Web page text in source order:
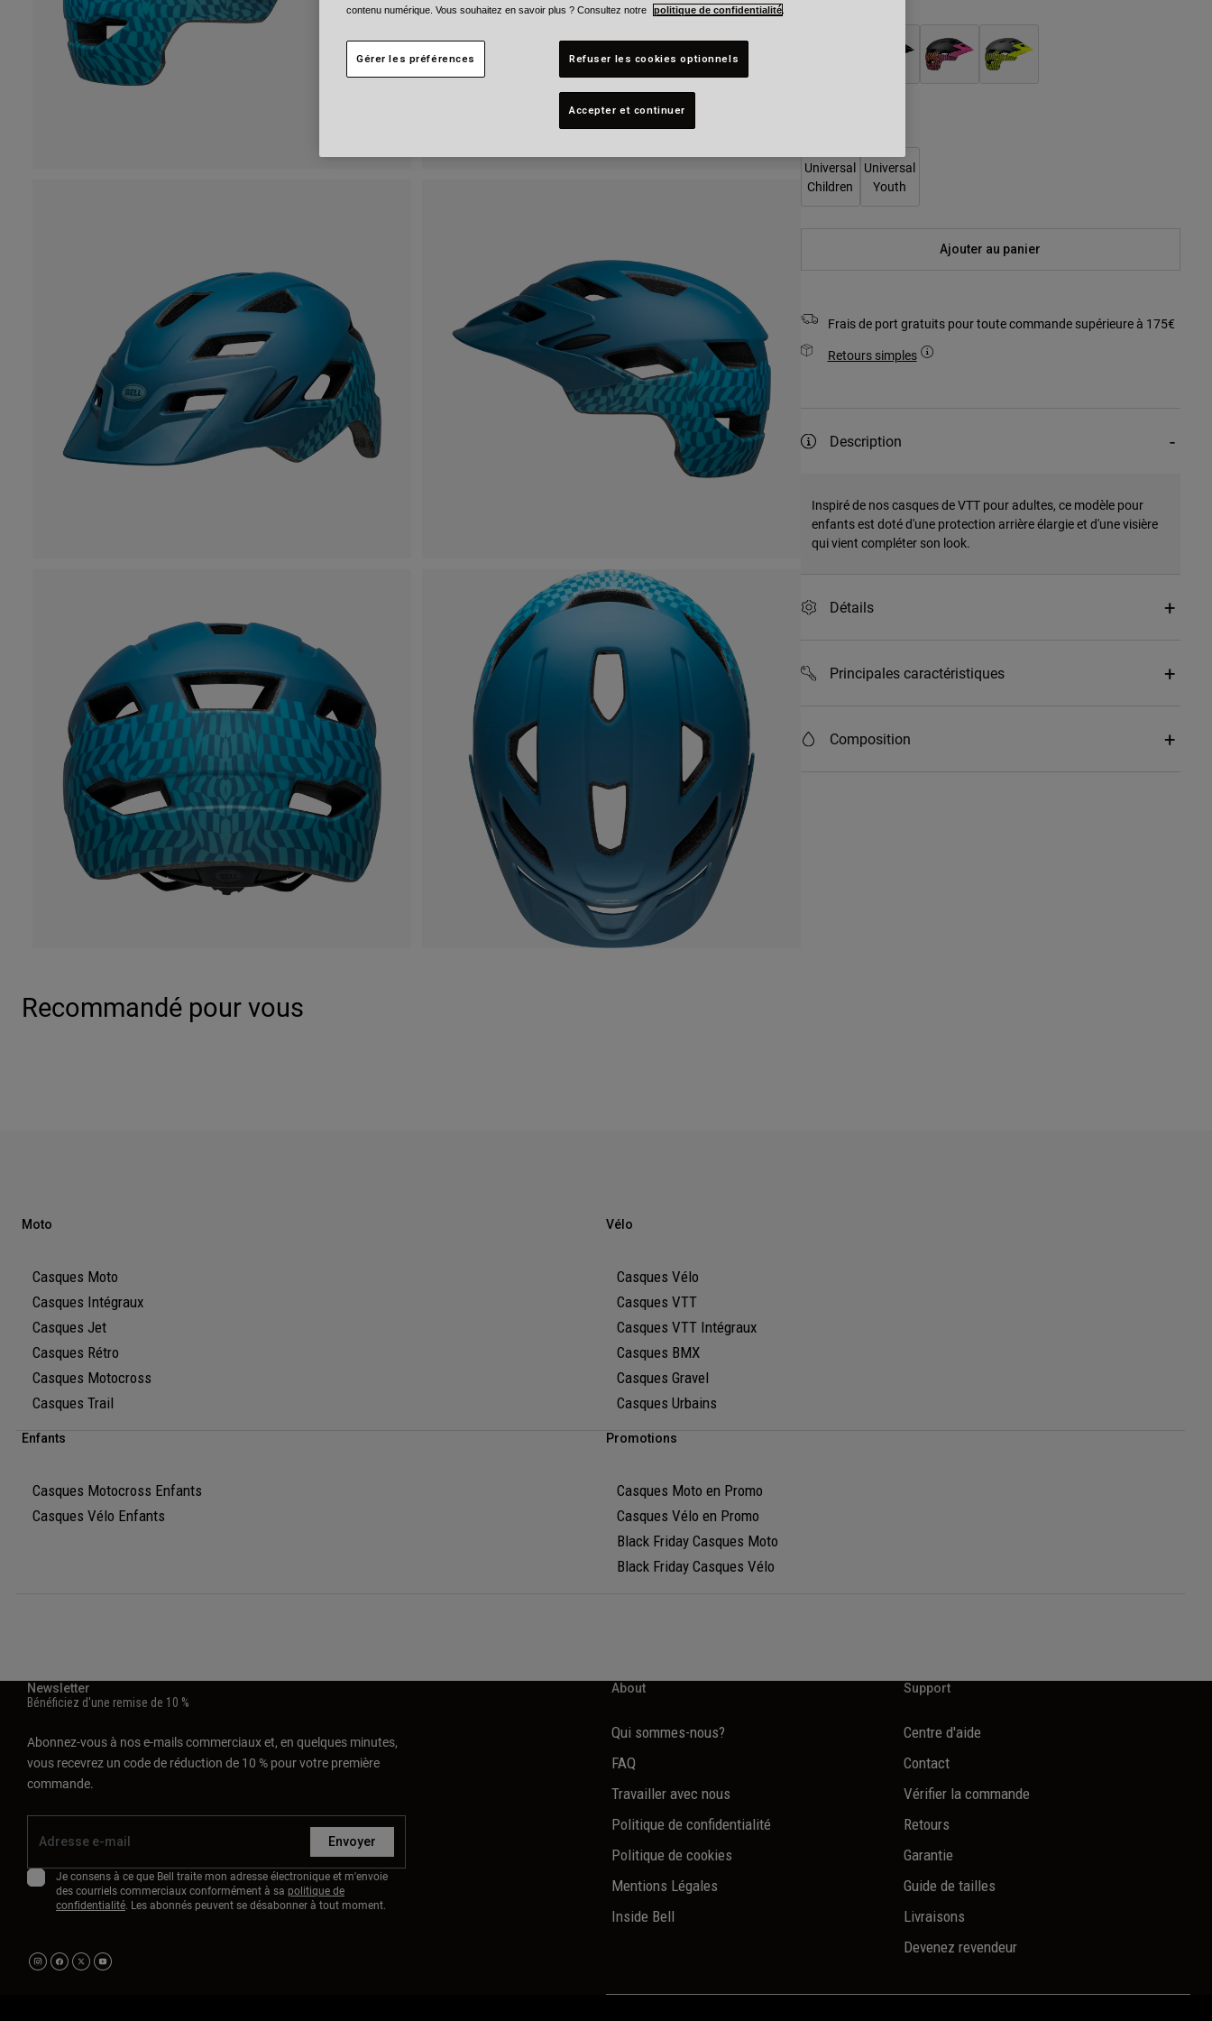
Couleur -
Universal
Children
Universal
Youth
Ajouter au panier
Frais de port gratuits pour toute commande supérieure à 175€
Retours simples
Description
Inspiré de nos casques de VTT pour adultes, ce modèle pour
enfants est doté d'une protection arrière élargie et d'une visière
qui vient compléter son look.
Détails
Principales caractéristiques
Composition
Recommandé pour vous
Moto
Casques Moto
Casques Intégraux
Casques Jet
Casques Rétro
Casques Motocross
Casques Trail
Vélo
Casques Vélo
Casques VTT
Casques VTT Intégraux
Casques BMX
Casques Gravel
Casques Urbains
Enfants
Casques Motocross Enfants
Casques Vélo Enfants
Promotions
Casques Moto en Promo
Casques Vélo en Promo
Black Friday Casques Moto
Black Friday Casques Vélo
Newsletter
Bénéficiez d'une remise de 10 %
Abonnez-vous à nos e-mails commerciaux et, en quelques minutes,
vous recevrez un code de réduction de 10 % pour votre première
commande.
Envoyer
Je consens à ce que Bell traite mon adresse électronique et m'envoie
des courriels commerciaux conformément à sa politique de
confidentialité. Les abonnés peuvent se désabonner à tout moment.
About
Qui sommes-nous?
FAQ
Travailler avec nous
Politique de confidentialité
Politique de cookies
Mentions Légales
Inside Bell
Support
Centre d'aide
Contact
Vérifier la commande
Retours
Garantie
Guide de tailles
Livraisons
Devenez revendeur
contenu numérique. Vous souhaitez en savoir plus ? Consultez notre
politique de confidentialité
Gérer les préférences Refuser les cookies optionnels
Accepter et continuer